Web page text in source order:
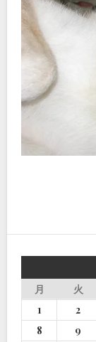
月
火
1
2
8
9